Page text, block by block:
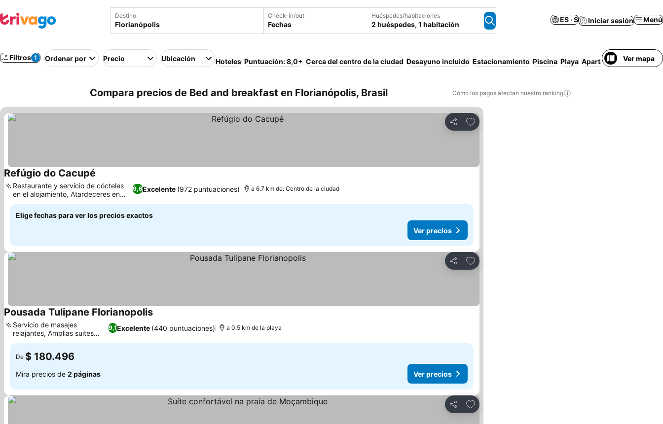
Destino Check-in/out
Fechas
Huéspedes/habitaciones
2 huéspedes, 1 habitación
ES · $ Iniciar sesión Menú
Filtros 1 Ordenar por Precio Ubicación Hoteles Puntuación: 8,0+ Cerca del centro de la ciudad Desayuno incluido Estacionamiento Piscina Playa ApartamentoVer mapa
Compara precios de Bed and breakfast en Florianópolis, Brasil Cómo los pagos afectan nuestro ranking
Compartir
Agregar a favoritos
Refúgio do Cacupé
9,6Excelente (972 puntuaciones)
Restaurante y servicio de cócteles
en el alojamiento, Atardeceres en
Cacupé
a 6.7 km de: Centro de la ciudad
Elige fechas para ver los precios exactos
Ver precios
Compartir
Agregar a favoritos
Pousada Tulipane Florianopolis
9,1Excelente (440 puntuaciones)
Servicio de masajes
relajantes, Amplias suites
familiares
a 0.5 km de la playa
De $ 180.496
Mira precios de 2 páginas Ver precios
Compartir
Agregar a favoritos